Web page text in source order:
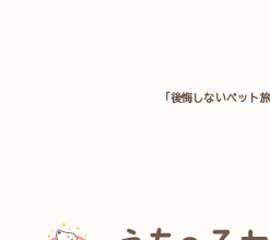
「後悔しないペット
全国のペット火葬施設を探す